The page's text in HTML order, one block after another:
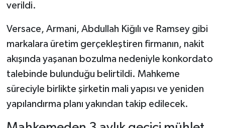
verildi.
Versace, Armani, Abdullah Kiğılı ve Ramsey gibi
markalara üretim gerçekleştiren firmanın, nakit
akışında yaşanan bozulma nedeniyle konkordato
talebinde bulunduğu belirtildi. Mahkeme
süreciyle birlikte şirketin mali yapısı ve yeniden
yapılandırma planı yakından takip edilecek.
Tosya Haberleri
Ulusal Haberler
Teknoloji Haberleri